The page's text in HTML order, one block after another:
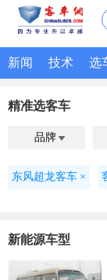
新闻 技术 选
精准选客车
品牌
东风超龙客车 ×
新能源车型